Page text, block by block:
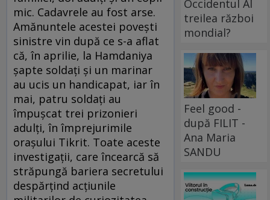
mic. Cadavrele au fost arse.
Amănuntele acestei poveşti
sinistre vin după ce s-a aflat
că, în aprilie, la Hamdaniya
şapte soldaţi şi un marinar
au ucis un handicapat, iar în
mai, patru soldaţi au
împuşcat trei prizonieri
adulţi, în împrejurimile
oraşului Tikrit. Toate aceste
investigaţii, care încearcă să
străpungă bariera secretului
despărţind acţiunile
Occidentul Al
treilea război
mondial?
Feel good -
după FILIT -
Ana Maria
SANDU